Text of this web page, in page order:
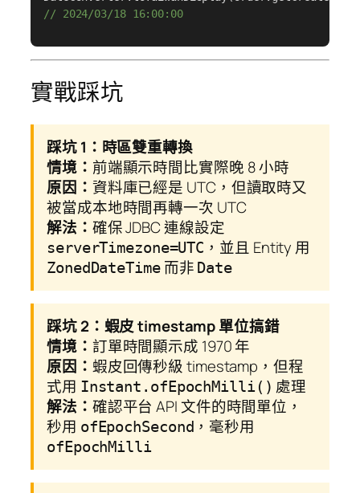
// 2024/03/18 16:00:00
實戰踩坑
踩坑 1：時區雙重轉換
情境： 前端顯示時間比實際晚 8 小時
原因： 資料庫已經是 UTC，但讀取時又
被當成本地時間再轉一次 UTC
解法： 確保 JDBC 連線設定
serverTimezone=UTC ，並且 Entity 用
ZonedDateTime而非 Date
踩坑 2：蝦皮 timestamp 單位搞錯
情境： 訂單時間顯示成 1970 年
原因： 蝦皮回傳秒級 timestamp，但程
式用 Instant.ofEpochMilli() 處理
解法： 確認平台 API 文件的時間單位，
秒用 ofEpochSecond ，毫秒用
ofEpochMilli